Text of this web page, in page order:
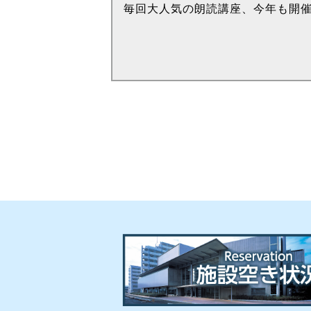
毎回大人気の朗読講座、今年も開